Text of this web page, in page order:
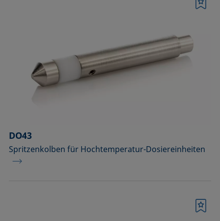
DO43
Spritzenkolben für Hochtemperatur-Dosiereinheiten